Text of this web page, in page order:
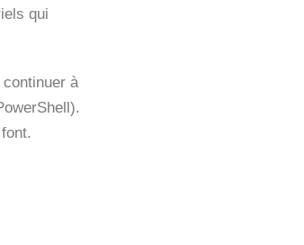
qui
à